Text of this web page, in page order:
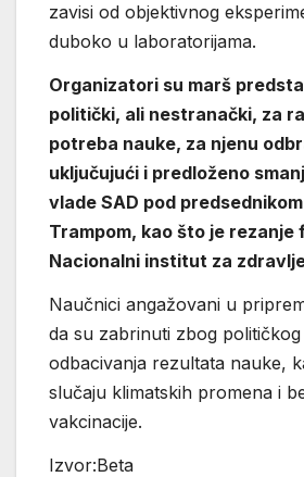
zavisi od objektivnog
duboko u laboratorijama.
Organizatori su marš
politički, ali nestranački, za
potreba nauke, za njenu
uključujući i predloženo
vlade SAD pod
Trampom, kao što je rezanje
Nacionalni institut za
Naučnici angažovani u
da su zabrinuti zbog
odbacivanja rezultata nauke,
slučaju klimatskih promena i
vakcinacije.
Izvor:Beta